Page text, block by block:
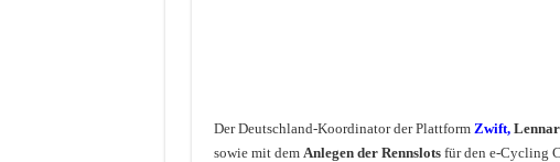
Der Deutschland-Koordinator der Plattform Zwift,
sowie mit dem Anlegen der Rennslotsfür den e-Cycling